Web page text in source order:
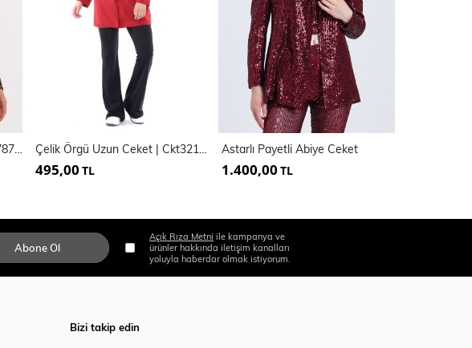
Leopar Desen Ceket | Ckt31787YN Çelik Örgü Uzun Ceket | Ckt32183
495,00 TL
Astarlı Payetli Abiye Ceket
1.400,00 TL
Abone Ol
Açık Rıza Metni ile kampanya ve
ürünler hakkında iletişim kanalları
yoluyla haberdar olmak istiyorum.
Bizi takip edin